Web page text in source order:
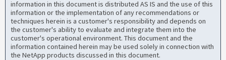
information in this document is distributed AS IS and the use of this
information or the implementation of any recommendations or
techniques herein is a customer's responsibility and depends on
the customer's ability to evaluate and integrate them into the
customer's operational environment. This document and the
information contained herein may be used solely in connection with
the NetApp products discussed in this document.